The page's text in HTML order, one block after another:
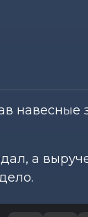
навесные
а